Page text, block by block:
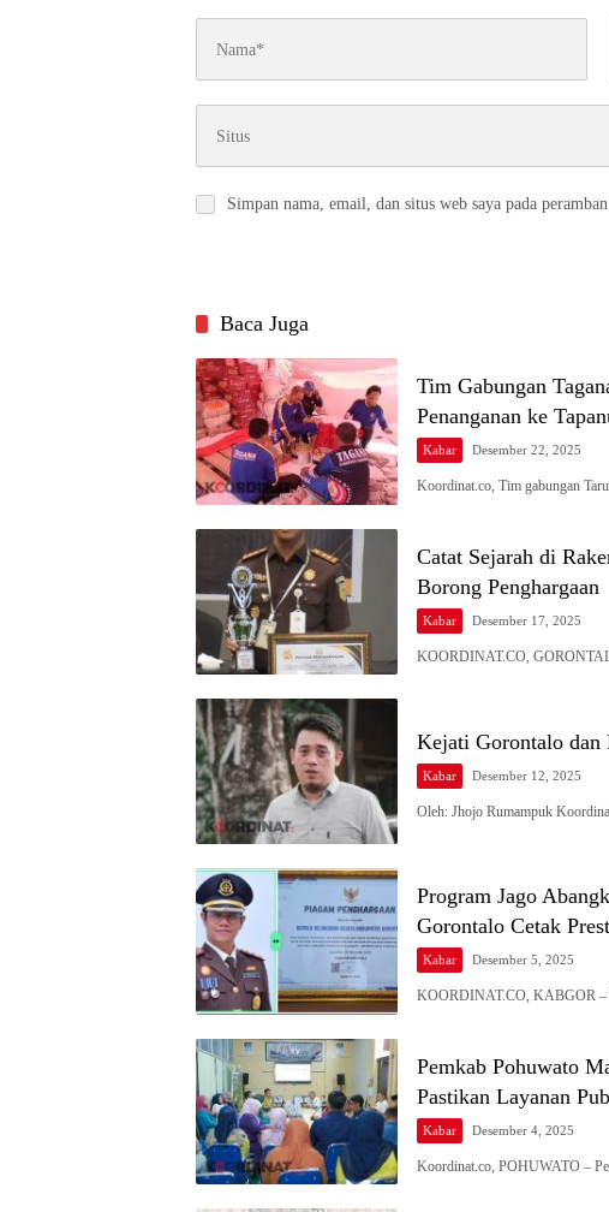
Simpan nama, email, dan situs web saya pada
Baca Juga
Tim Gabungan
Penanganan ke
Kabar Desember 22, 2025
Koordinat.co, Tim gabungan
Catat Sejarah di
Borong Penghargaan
Kabar Desember 17, 2025
KOORDINAT.CO,
Kejati Gorontalo dan
Kabar Desember 12, 2025
Oleh: Jhojo Rumampuk
Program Jago
Gorontalo Cetak
Kabar Desember 5, 2025
KOORDINAT.CO, KABGOR –
Pemkab Pohuwato
Pastikan Layanan
Kabar Desember 4, 2025
Koordinat.co, POHUWATO –